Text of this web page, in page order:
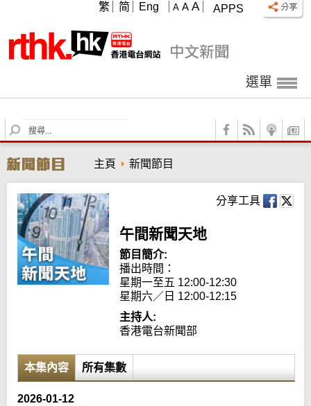
APPS
A A A
繁 简 Eng
選單
S
e
r
c
h
主頁 新聞節目
分享工具
午間新聞天地
節目簡介:
播出時間：
星期一至五 12:00-12:30
星期六／日 12:00-12:15
主持人:
香港電台新聞部
本集內容 所有集數
2026-01-12